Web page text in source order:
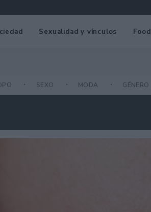
Sexualidad y vínculos Food
SEXO MODA GÉNERO